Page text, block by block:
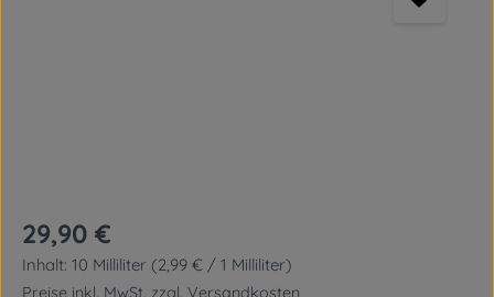
Regulärer Preis:
29,90 €
Inhalt: 10 Milliliter (2,99 € / 1 Milliliter)
Preise inkl. MwSt. zzgl. Versandkosten